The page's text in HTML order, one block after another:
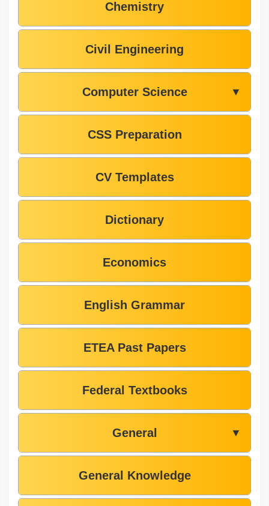
Chemistry
Civil Engineering
Computer Science ▼
CSS Preparation
CV Templates
Dictionary
Economics
English Grammar
ETEA Past Papers
Federal Textbooks
General ▼
General Knowledge